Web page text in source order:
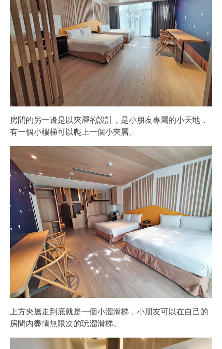
房間的另一邊是以夾層的設計，是小朋友專屬的小天地，
有一個小樓梯可以爬上一個小夾層。
上方夾層走到底就是一個小溜滑梯，小朋友可以在自己的
房間內盡情無限次的玩溜滑梯。